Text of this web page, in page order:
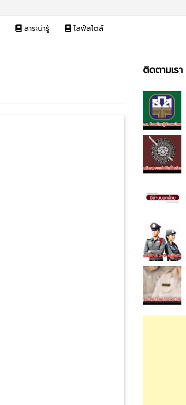
สาระน่ารู้ ไลฟ์สไตล์
ติดตามเรา